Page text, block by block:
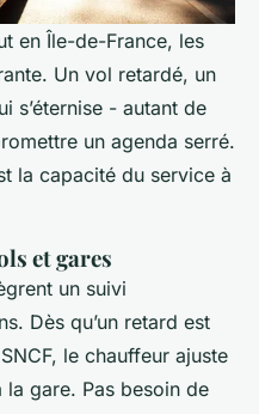
en Île-de-France, les
Un vol retardé, un
s’éternise - autant de
un agenda serré.
la capacité du service à
et gares
un suivi
Dès qu’un retard est
le chauffeur ajuste
la gare. Pas besoin de